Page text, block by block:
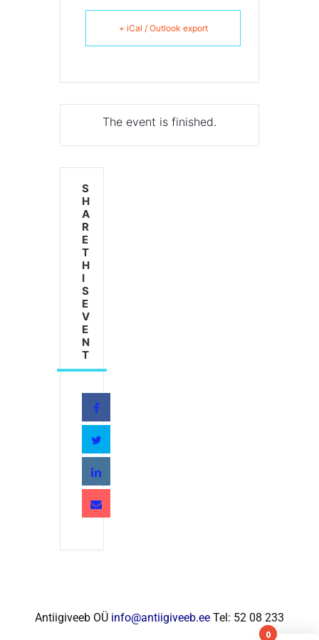
+ iCal / Outlook export
The event is finished.
S
H
A
R
E
T
H
I
S
E
V
E
N
T
Antiigiveeb OÜ info@antiigiveeb.ee Tel: 52 08 233
0